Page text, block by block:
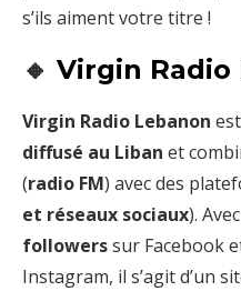
s’ils aiment votre titre !
🔸 Virgin Radio
Virgin Radio Lebanon
diffusé au Liban et
(radio FM) avec des
et réseaux sociaux).
followerssur Facebook
Instagram, il s’agit d’un